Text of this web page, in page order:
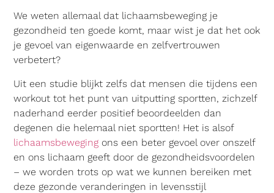
We weten allemaal dat lichaamsbeweging je
gezondheid ten goede komt, maar wist je dat het ook
je gevoel van eigenwaarde en zelfvertrouwen
verbetert?
Uit een studie blijkt zelfs dat mensen die tijdens een
workout tot het punt van uitputting sportten, zichzelf
naderhand eerder positief beoordeelden dan
degenen die helemaal niet sportten! Het is alsof
lichaamsbeweging ons een beter gevoel over onszelf
en ons lichaam geeft door de gezondheidsvoordelen
– we worden trots op wat we kunnen bereiken met
deze gezonde veranderingen in levensstijl